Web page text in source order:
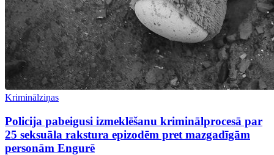
Kriminālziņas
Policija pabeigusi izmeklēšanu kriminālprocesā par
25 seksuāla rakstura epizodēm pret mazgadīgām
personām Engurē